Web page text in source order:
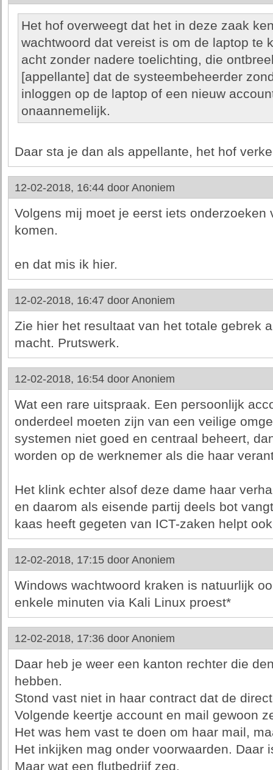
Het hof overweegt dat het in deze zaak
wachtwoord dat vereist is om de laptop te
acht zonder nadere toelichting, die
[appellante] dat de systeembeheerder
inloggen op de laptop of een nieuw
onaannemelijk.
Daar sta je dan als appellante, het hof
12-02-2018, 16:44 door Anoniem
Volgens mij moet je eerst iets
komen.
en dat mis ik hier.
12-02-2018, 16:47 door Anoniem
Zie hier het resultaat van het totale gebrek
macht. Prutswerk.
12-02-2018, 16:54 door Anoniem
Wat een rare uitspraak. Een persoonlijk
onderdeel moeten zijn van een veilige
systemen niet goed en centraal beheert,
worden op de werknemer als die haar
Het klink echter alsof deze dame haar
en daarom als eisende partij deels bot
kaas heeft gegeten van ICT-zaken helpt
12-02-2018, 17:15 door Anoniem
Windows wachtwoord kraken is natuurlijk
enkele minuten via Kali Linux proest*
12-02-2018, 17:36 door Anoniem
Daar heb je weer een kanton rechter die
hebben.
Stond vast niet in haar contract dat de
Volgende keertje account en mail gewoon
Het was hem vast te doen om haar mail,
Het inkijken mag onder voorwaarden. Daar
Maar wat een flutbedrijf zeg.